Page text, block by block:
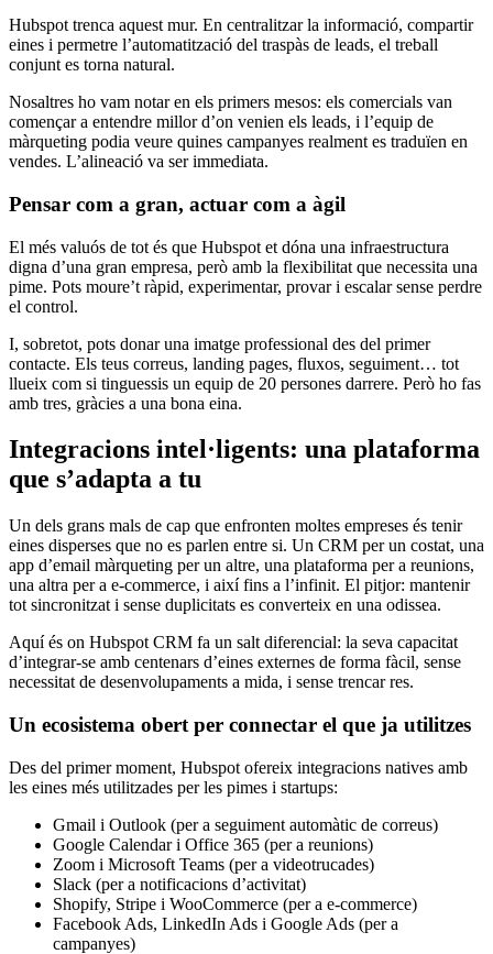
Hubspot trenca aquest mur. En centralitzar la informació, compartir
eines i permetre l’automatització del traspàs de leads, el treball
conjunt es torna natural.
Nosaltres ho vam notar en els primers mesos: els comercials van
començar a entendre millor d’on venien els leads, i l’equip de
màrqueting podia veure quines campanyes realment es traduïen en
vendes. L’alineació va ser immediata.
Pensar com a gran, actuar com a àgil
El més valuós de tot és que Hubspot et dóna una infraestructura
digna d’una gran empresa, però amb la flexibilitat que necessita una
pime. Pots moure’t ràpid, experimentar, provar i escalar sense perdre
el control.
I, sobretot, pots donar una imatge professional des del primer
contacte. Els teus correus, landing pages, fluxos, seguiment… tot
llueix com si tinguessis un equip de 20 persones darrere. Però ho fas
amb tres, gràcies a una bona eina.
Integracions intel·ligents: una plataforma
que s’adapta a tu
Un dels grans mals de cap que enfronten moltes empreses és tenir
eines disperses que no es parlen entre si. Un CRM per un costat, una
app d’email màrqueting per un altre, una plataforma per a reunions,
una altra per a e-commerce, i així fins a l’infinit. El pitjor: mantenir
tot sincronitzat i sense duplicitats es converteix en una odissea.
Aquí és on Hubspot CRM fa un salt diferencial: la seva capacitat
d’integrar-se amb centenars d’eines externes de forma fàcil, sense
necessitat de desenvolupaments a mida, i sense trencar res.
Un ecosistema obert per connectar el que ja utilitzes
Des del primermoment, Hubspot ofereix integracions natives amb
les eines més utilitzades per les pimes i startups:
Gmail i Outlook (per a seguiment automàtic de correus)
Google Calendar i Office 365 (per a reunions)
Zoom i Microsoft Teams (per a videotrucades)
Slack (per a notificacions d’activitat)
Shopify, Stripe i WooCommerce (per a e-commerce)
Facebook Ads, LinkedIn Ads i Google Ads (per a
campanyes)